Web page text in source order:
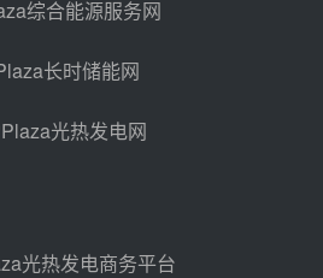
热示范电站二列蒸汽发生器设备
亚核阀业中标天山北麓100MW光
阀、熔盐三偏心蝶阀采购
08-05 17:15
包项目熔盐介质超声波流量计采购
05 17:09
综合能源服务网
长时储能网
光热发电网
光热发电商务平台